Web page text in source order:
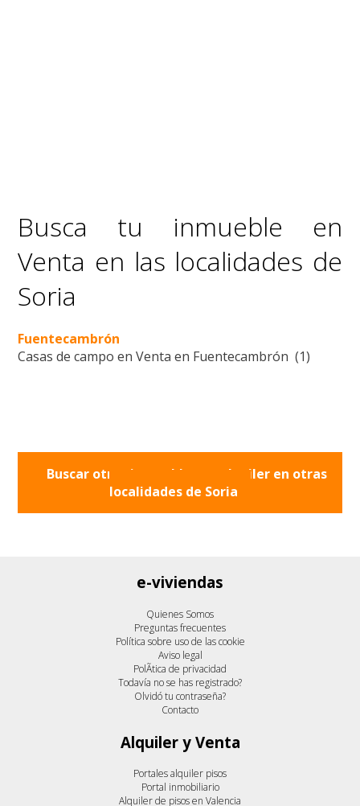
Busca tu inmueble en
Venta en las localidades de
Soria
Fuentecambrón
Casas de campo en Venta en Fuentecambrón (1)
Buscar otros inmuebles en alquiler en otras
localidades de Soria
e-viviendas
Quienes Somos
Preguntas frecuentes
Política sobre uso de las cookie
Aviso legal
PolÃ­tica de privacidad
Todavía no se has registrado?
Olvidó tu contraseña?
Contacto
Alquiler y Venta
Portales alquiler pisos
Portal inmobiliario
Alquiler de pisos en Valencia